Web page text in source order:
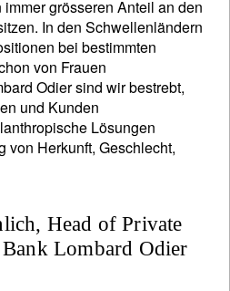
grösseren Anteil an den
In den Schwellenländern
bei bestimmten
von Frauen
Odier sind wir bestrebt,
und Kunden
Lösungen
von Herkunft, Geschlecht,
Head of Private
Lombard Odier